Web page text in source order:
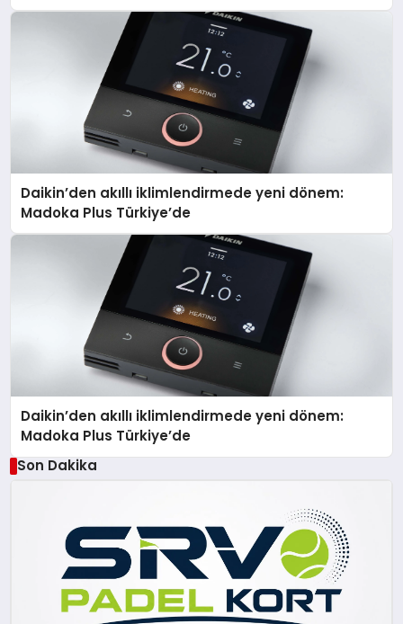
Daikin’den akıllı iklimlendirmede yeni dönem:
Madoka Plus Türkiye’de
Daikin’den akıllı iklimlendirmede yeni dönem:
Madoka Plus Türkiye’de
Son Dakika